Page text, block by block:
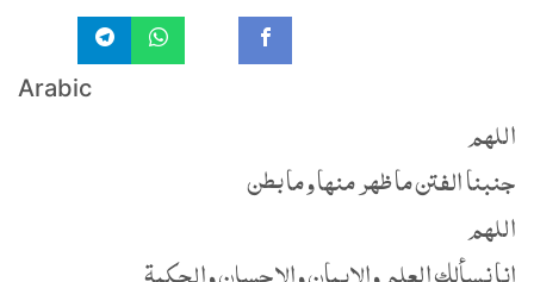
Arabic
اللهم
جنبنا الفتن ما ظهر منها وما بطن
اللهم